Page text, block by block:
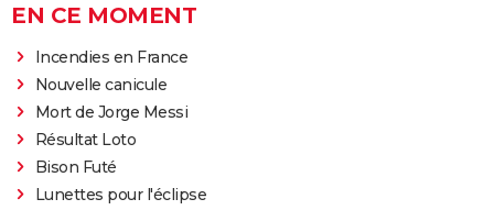
EN CE MOMENT
Incendies en France
Nouvelle canicule
Mort de Jorge Messi
Résultat Loto
Bison Futé
Lunettes pour l'éclipse